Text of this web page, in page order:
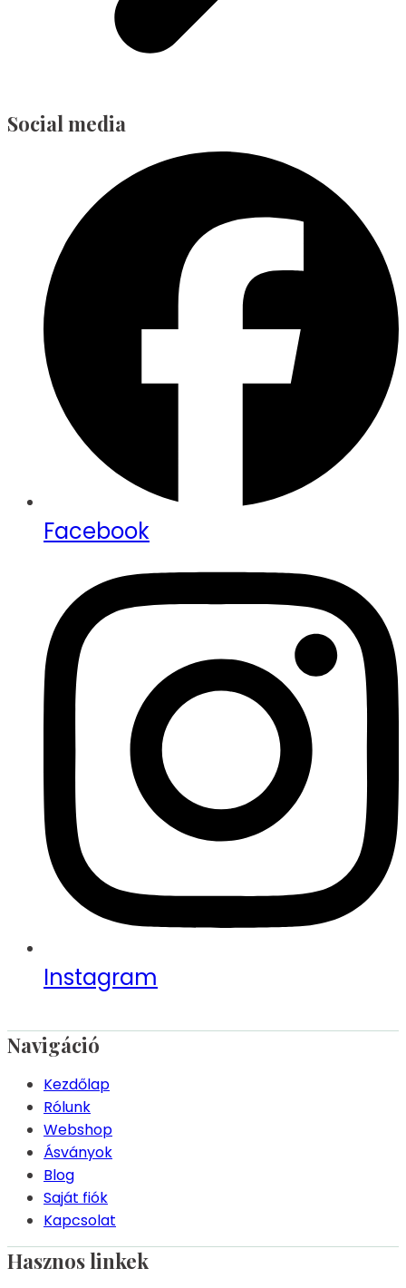
Social media
Facebook
Instagram
Navigáció
Kezdőlap
Rólunk
Webshop
Ásványok
Blog
Saját fiók
Kapcsolat
Hasznos linkek